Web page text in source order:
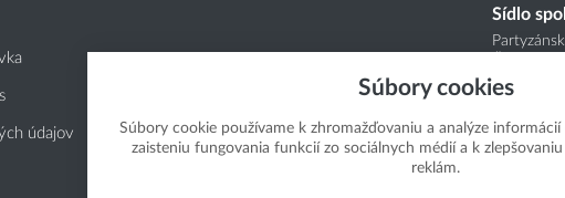
údajov
Sídlo
Viac
Súbory cookies
Súbory cookie používame k zhromažďovaniu a analýze
zaisteniu fungovania funkcií zo sociálnych médií a k
reklám.